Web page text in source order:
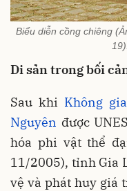
Biểu diễn cồng chiêng
Di sản trong bối
Sau khi Không
Nguyên được
hóa phi vật thể
11/2005), tỉnh Gia
vệ và phát huy giá